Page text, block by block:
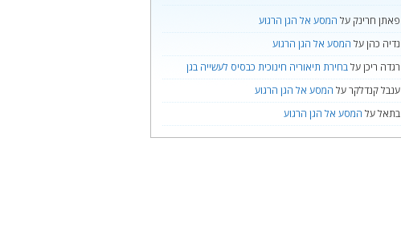
פאתן חרינק על המסע אל הגן הרגוע
נדיה כהןעל המסע אל הגן הרגוע
רגדה ריכןעלבחירת תיאוריה חינוכית כבסיס לעשייה בגן
ענבל קנדלקרעל המסע אל הגן הרגוע
בתאלעל המסע אל הגן הרגוע